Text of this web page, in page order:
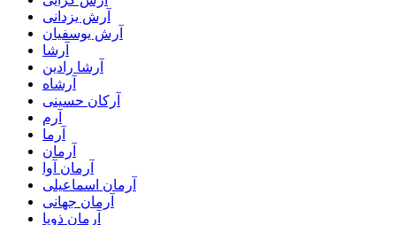
آرش یزدانی
آرش یوسفیان
آرشا
آرشا رادین
آرشاه
آرکان حسینی
آرم
آرما
آرمان
آرمان آوا
آرمان اسماعیلی
آرمان جهانی
آرمان ذویا